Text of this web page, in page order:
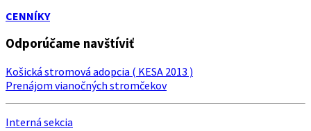
CENNÍKY
Odporúčame navštíviť
Košická stromová adopcia ( KESA 2013 )
Prenájom vianočných stromčekov
Interná sekcia